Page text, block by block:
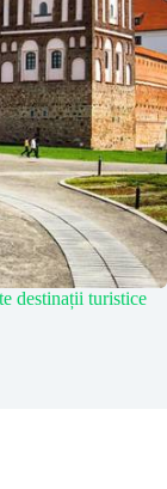
destinații turistice